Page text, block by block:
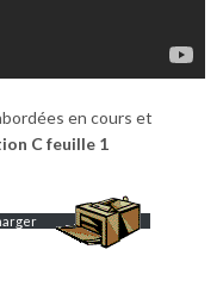
en cours et
C feuille 1